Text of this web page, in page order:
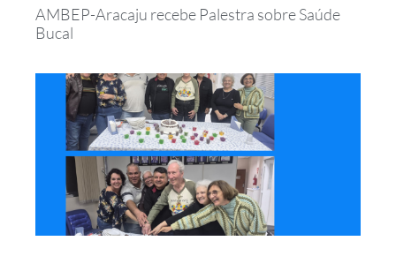
AMBEP-Aracaju recebe Palestra sobre Saúde
Bucal